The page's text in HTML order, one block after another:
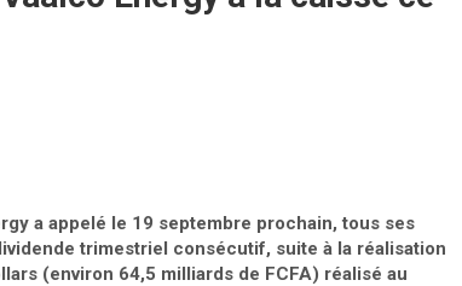
a appelé le 19 septembre prochain, tous ses
trimestriel consécutif, suite à la réalisation
(environ 64,5 milliards de FCFA) réalisé au